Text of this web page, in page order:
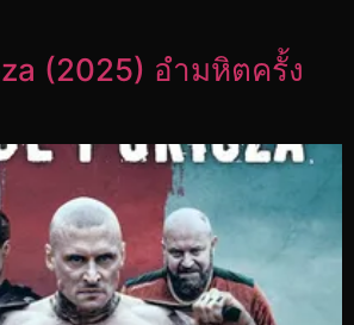
(2025) อำมหิตครั้ง